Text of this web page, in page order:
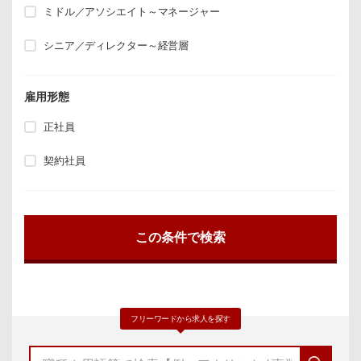
ミドル／アソシエイト～マネージャー
シニア／ディレクター～経営層
雇用形態
正社員
契約社員
フリーワードから求人を探す